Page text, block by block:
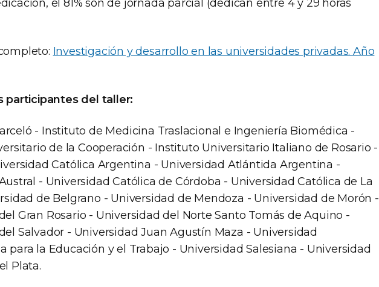
el 81% son de jornada parcial (dedican entre 4 y 29 horas
Investigación y desarrollo en las universidades privadas. Año
participantes del taller:
- Instituto de Medicina Traslacional e Ingeniería Biomédica -
de la Cooperación - Instituto Universitario Italiano de Rosario -
Católica Argentina - Universidad Atlántida Argentina -
- Universidad Católica de Córdoba - Universidad Católica de La
de Belgrano - Universidad de Mendoza - Universidad de Morón -
Gran Rosario - Universidad del Norte Santo Tomás de Aquino -
Salvador - Universidad Juan Agustín Maza - Universidad
para la Educación y el Trabajo - Universidad Salesiana - Universidad
Plata.